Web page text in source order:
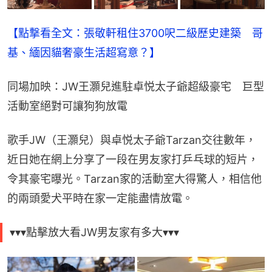
【點撃看全文：張敬軒租住3700呎二級歷史建築　哥
基、緬因貓奢豪生活超寫意？】
同場加映：JW王灝兒進駐卓悦太子爺超級豪宅　巨型
活動室絕對可讓狗狗放電
歌手JW（王灝兒）與卓悦太子爺Tarzan交往數年，
近日她在網上分享了一段在男友家打乒乓球的短片，
令其豪宅曝光。Tarzan家的活動室大得驚人，相信他
的兩頭愛犬平時在家一定能盡情放電。
▾▾▾點擊放大看JW男友家有多大▾▾▾